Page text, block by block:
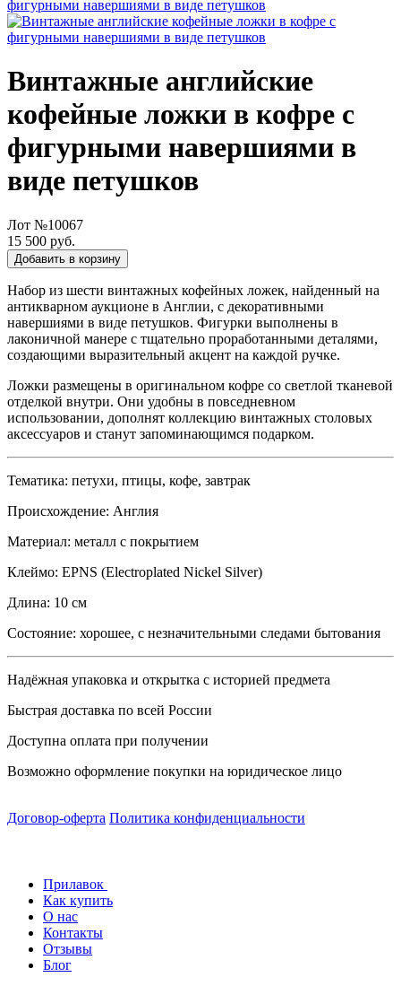
Винтажные английские
кофейные ложки в кофре с
фигурными навершиями в
виде петушков
Лот №10067
15 500 руб.
Добавить в корзину
Набор из шести винтажных кофейных ложек, найденный на
антикварном аукционе в Англии, с декоративными
навершиями в виде петушков. Фигурки выполнены в
лаконичной манере с тщательно проработанными деталями,
создающими выразительный акцент на каждой ручке.
Ложки размещены в оригинальном кофре со светлой тканевой
отделкой внутри. Они удобны в повседневном
использовании, дополнят коллекцию винтажных столовых
аксессуаров и станут запоминающимся подарком.
Тематика: петухи, птицы, кофе, завтрак
Происхождение: Англия
Материал: металл с покрытием
Клеймо: EPNS (Electroplated Nickel Silver)
Длина: 10 см
Состояние: хорошее, с незначительными следами бытования
Надёжная упаковка и открытка с историей предмета
Быстрая доставка по всей России
Доступна оплата при получении
Возможно оформление покупки на юридическое лицо
Договор-оферта Политика конфиденциальности
Прилавок
Как купить
О нас
Контакты
Отзывы
Блог